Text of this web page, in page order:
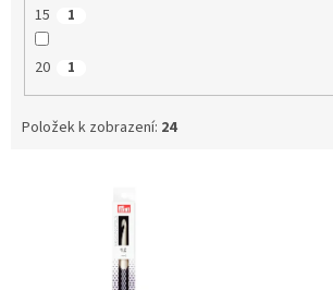
15 1
20 1
Položek k zobrazení: 24